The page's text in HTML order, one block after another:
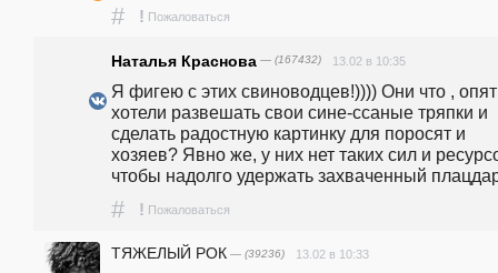
# ! Пожаловаться
Наталья Краснова — (167432) 13.02 в 10:35
Я фигею с этих свиноводцев!)))) Они что ,
хотели развешать свои сине-ссаные тряпки и
сделать радостную картинку для поросят и
хозяев? Явно же, у них нет таких сил и
чтобы надолго удержать захваченный
# ! Пожаловаться
ТЯЖЕЛЫЙ РОК — (39236) 13.02 в 10:33